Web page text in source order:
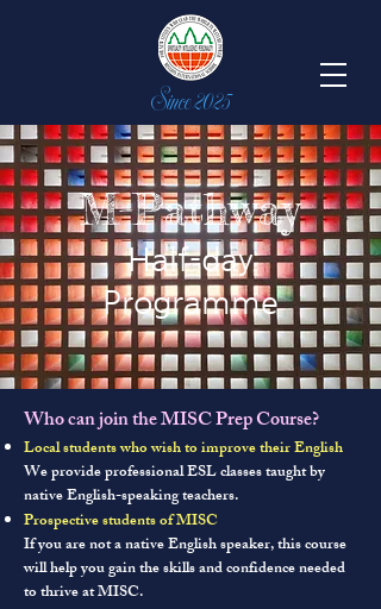
Since 2025
M-Pathway
Half-day
Programme
Who can join the MISC Prep Course?
Local students who wish to improve their English
We provide professional ESL classes taught by
native English-speaking teachers.
Prospective students of MISC
If you are not a native English speaker, this course
will help you gain the skills and confidence needed
to thrive at MISC.